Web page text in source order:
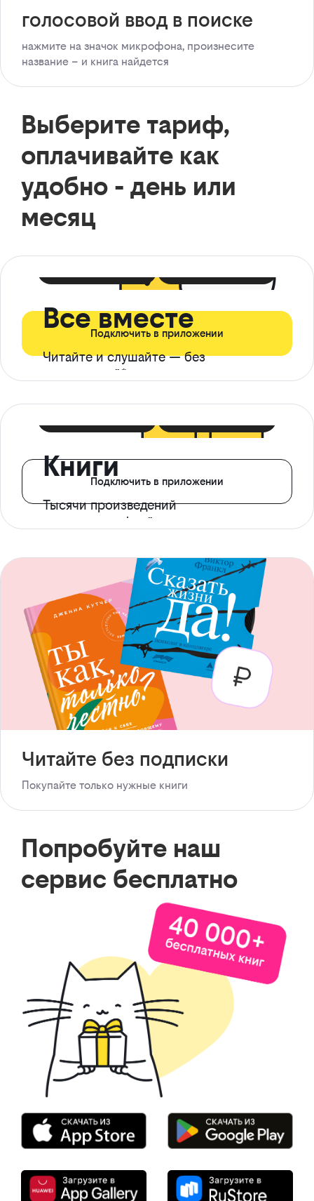
голосовой ввод в поиске
нажмите на значок микрофона, произнесите
название – и книга найдется
Выберите тариф,
оплачивайте как
удобно - день или
месяц
Все вместе
Читайте и слушайте — без
ограничений*
Подключить в приложении
Книги
Тысячи произведений
с доступом офлайн
Подключить в приложении
Читайте без подписки
Покупайте только нужные книги
Попробуйте наш
сервис бесплатно